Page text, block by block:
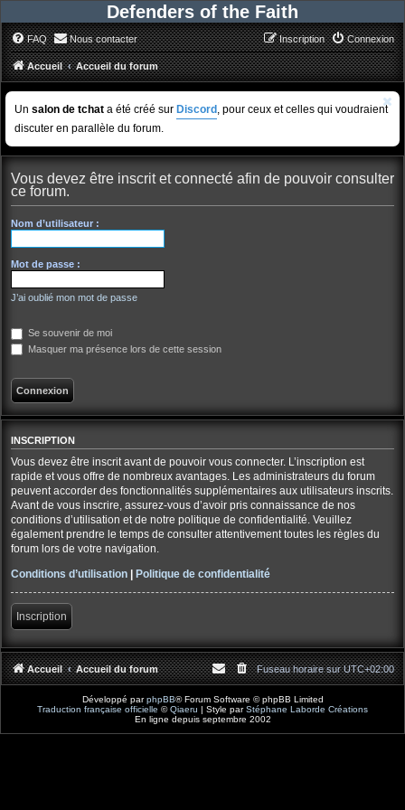
Defenders of the Faith
FAQ Nous contacter Connexion
Inscription
Accueil Accueil du forum
Un salon de tchat a été créé sur Discord , pour ceux et celles qui voudraient
discuter en parallèle du forum.
Vous devez être inscrit et connecté afin de pouvoir consulter
ce forum.
Nom d’utilisateur :
Mot de passe :
J’ai oublié mon mot de passe
Se souvenir de moi
Masquer ma présence lors de cette session
INSCRIPTION
Vous devez être inscrit avant de pouvoir vous connecter. L’inscription est
rapide et vous offre de nombreux avantages. Les administrateurs du forum
peuvent accorder des fonctionnalités supplémentaires aux utilisateurs inscrits.
Avant de vous inscrire, assurez-vous d’avoir pris connaissance de nos
conditions d’utilisation et de notre politique de confidentialité. Veuillez
également prendre le temps de consulter attentivement toutes les règles du
forum lors de votre navigation.
Conditions d’utilisation | Politique de confidentialité
Inscription
Accueil Accueil du forum Fuseau horaire surUTC+02:00
Développé parphpBB® Forum Software © phpBB Limited
Traduction française officielle ©Qiaeru | Style parStéphane Laborde Créations
En ligne depuis septembre 2002